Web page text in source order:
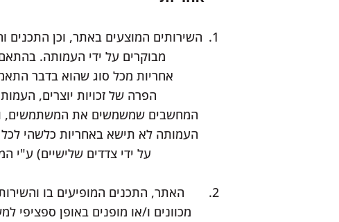
השירותים המוצעים באתר, וכן התכנים
אחריות מכל סוג שהוא בדבר
הפרה של זכויות יוצרים,
המחשבים שמשמשים את המשתמשים,
העמותה לא תישא באחריות כלשהי
על ידי צדדים שלישיים) ע"י
האתר, התכנים המופיעים בו
מכוונים ו/או מופנים באופן